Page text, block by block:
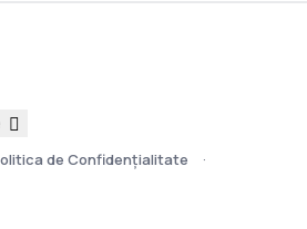
de Confidențialitate